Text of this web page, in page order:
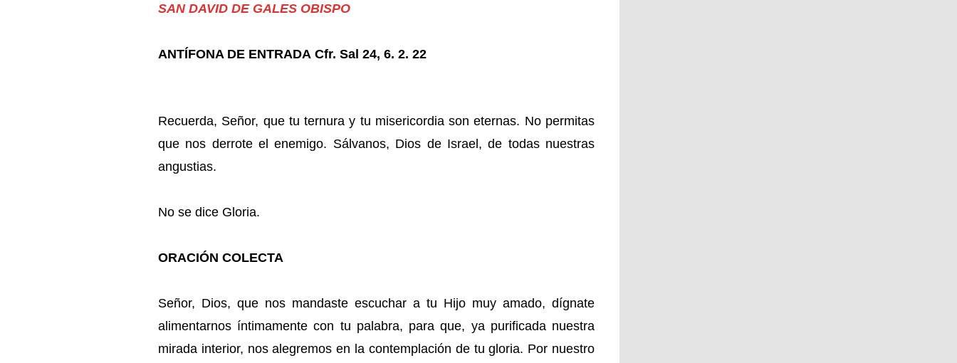
SAN DAVID DE GALES OBISPO
ANTÍFONA DE ENTRADA Cfr. Sal 24, 6. 2. 22
Recuerda, Señor, que tu ternura y tu misericordia son eternas. No permitas
que nos derrote el enemigo. Sálvanos, Dios de Israel, de todas nuestras
angustias.
No se dice Gloria.
ORACIÓN COLECTA
Señor, Dios, que nos mandaste escuchar a tu Hijo muy amado, dígnate
alimentarnos íntimamente con tu palabra, para que, ya purificada nuestra
mirada interior, nos alegremos en la contemplación de tu gloria. Por nuestro